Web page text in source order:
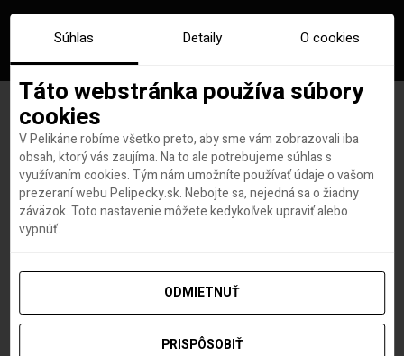
Najkvalitnejšie nebo na
svete? Jedno z nich má
talianske mesto Lignan
autorHana Hudson 25. SEPTEMBRA 2020
Súhlas Detaily O cookies
Táto webstránka používa súbory
cookies
V Pelikáne robíme všetko preto, aby sme vám zobrazovali iba
obsah, ktorý vás zaujíma. Na to ale potrebujeme súhlas s
využívaním cookies. Tým nám umožníte používať údaje o vašom
prezeraní webu Pelipecky.sk. Nebojte sa, nejedná sa o žiadny
záväzok. Toto nastavenie môžete kedykoľvek upraviť alebo
vypnúť.
ODMIETNUŤ
PRISPÔSOBIŤ